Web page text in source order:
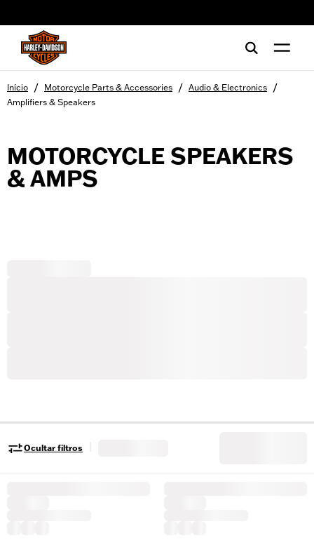
Início / Motorcycle Parts & Accessories / Audio & Electronics /
Amplifiers & Speakers
MOTORCYCLE SPEAKERS
& AMPS
Ocultar filtros